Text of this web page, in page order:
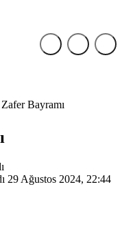
Bayramı
29 Ağustos 2024, 22:44